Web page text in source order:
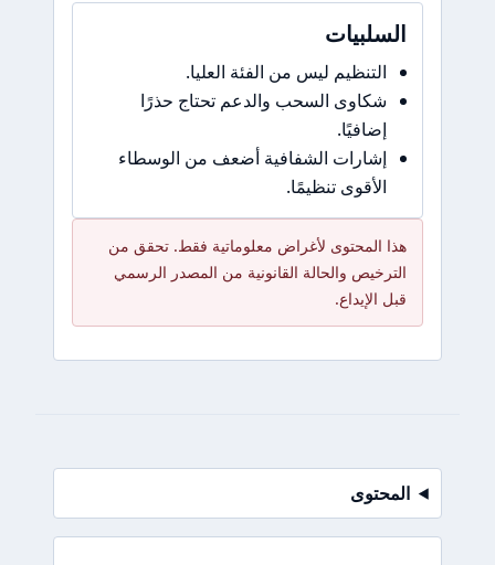
السلبيات
التنظيم ليس من الفئة العليا.
شكاوى السحب والدعم تحتاج حذرًا
إضافيًا.
إشارات الشفافية أضعف من الوسطاء
الأقوى تنظيمًا.
هذا المحتوى لأغراض معلوماتية فقط. تحقق من
الترخيص والحالة القانونية من المصدر الرسمي
قبل الإيداع.
المحتوى